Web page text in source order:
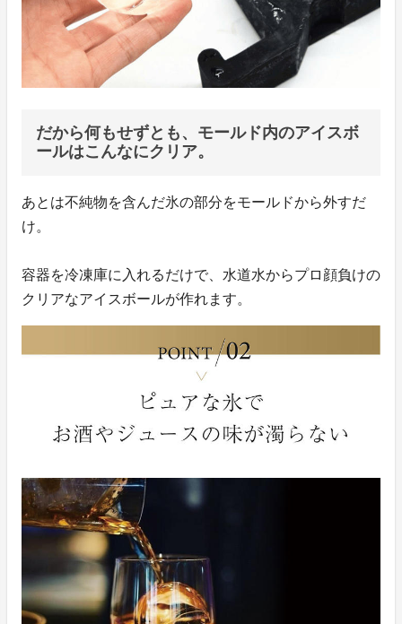
だから何もせずとも、モールド内のアイスボ
ールはこんなにクリア。
あとは不純物を含んだ氷の部分をモールドから外すだ
け。
容器を冷凍庫に入れるだけで、水道水からプロ顔負けの
クリアなアイスボールが作れます。